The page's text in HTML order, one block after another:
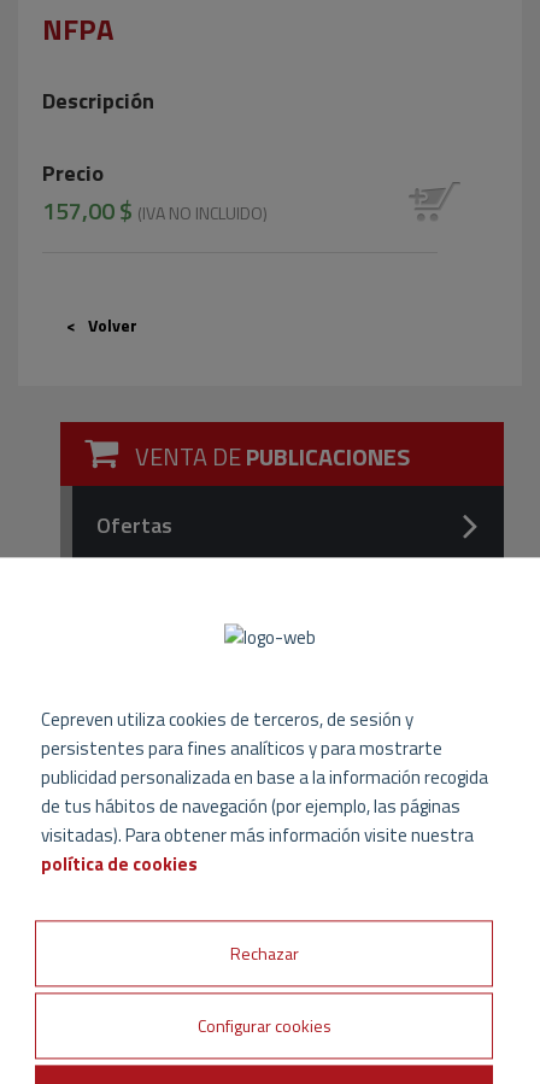
NFPA
Descripción
Precio
157,00 $ (IVA NO INCLUIDO)
Volver
VENTA DEPUBLICACIONES
Ofertas
y Listas de Comprobación de
Documentos Técnicos sobre
Seguridad contra Incendios
Libros, Guías, Códigos y
Estándares NFPA/Cepreven en
Publicaciones NFPA en Inglés
Publicaciones NFPA en Español
Cepreven utiliza cookies de terceros, de sesión y
persistentes para fines analíticos y para mostrarte
publicidad personalizada en base a la información recogida
de tus hábitos de navegación (por ejemplo, las páginas
visitadas). Para obtener más información visite nuestra
política de cookies
Rechazar
Configurar cookies